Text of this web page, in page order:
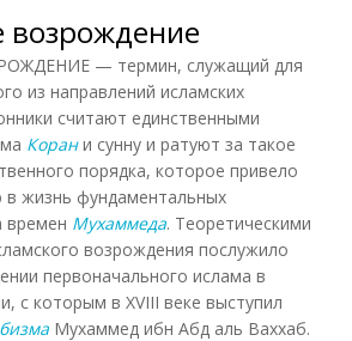
возрождение
— термин, служащий для
из направлений исламских
считают единственными
Корани сунну и ратуют за такое
порядка, которое привело
жизнь фундаментальных
времен Мухаммеда. Теоретическими
возрождения послужило
первоначального ислама в
с которым в XVIII веке выступил
Мухаммед ибн Абд аль Ваххаб.